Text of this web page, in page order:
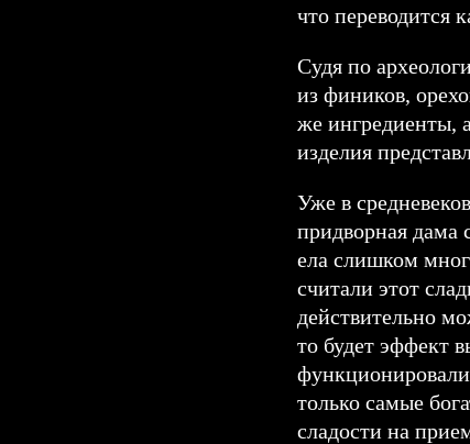
что переводится
Судя по
из фиников,
же ингредиенты,
изделия
Уже в
придворная дама
ела слишком
считали этот
действительно
то будет эффект
функционировали
только самые
сладости на